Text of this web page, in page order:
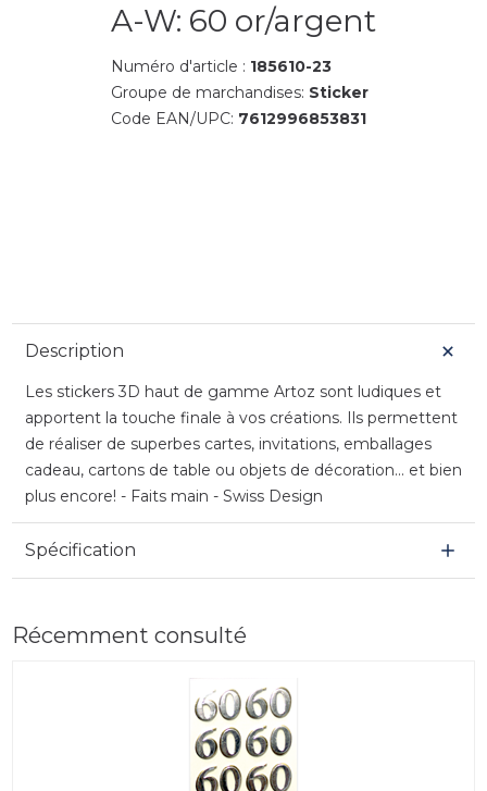
A-W: 60 or/argent
Numéro d'article : 185610-23
Groupe de marchandises: Sticker
Code EAN/UPC: 7612996853831
Description
Les stickers 3D haut de gamme Artoz sont ludiques et
apportent la touche finale à vos créations. Ils permettent
de réaliser de superbes cartes, invitations, emballages
cadeau, cartons de table ou objets de décoration... et bien
plus encore! - Faits main - Swiss Design
Spécification
Récemment consulté